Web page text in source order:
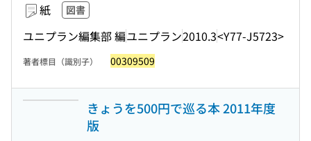
紙 図書
ユニプラン編集部 編ユニプラン2010.3<Y77-J5723>
著者標目（識別子） 00309509
きょうを500円で巡る本 2011年度
版